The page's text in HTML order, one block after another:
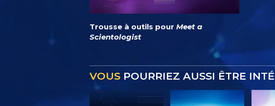
Trousse à outils pour Meet a
Scientologist
VOUS POURRIEZ AUSSI ÊTRE